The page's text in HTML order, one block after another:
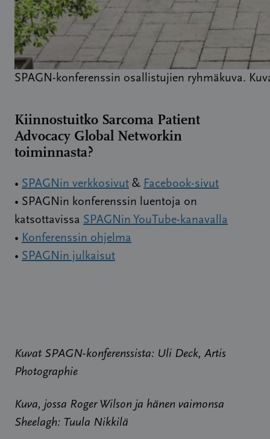
SPAGN-konferenssin osallistujien ryhmäkuva.
Kiinnostuitko Sarcoma Patient
Advocacy Global Networkin
toiminnasta?
• SPAGNin verkkosivut & Facebook-sivut
• SPAGNin konferenssin luentoja on
katsottavissa SPAGNin YouTube-kanavalla
• Konferenssin ohjelma
• SPAGNin julkaisut
Kuvat SPAGN-konferenssista: Uli Deck, Artis
Photographie
Kuva, jossa Roger Wilson ja hänen vaimonsa
Sheelagh: Tuula Nikkilä